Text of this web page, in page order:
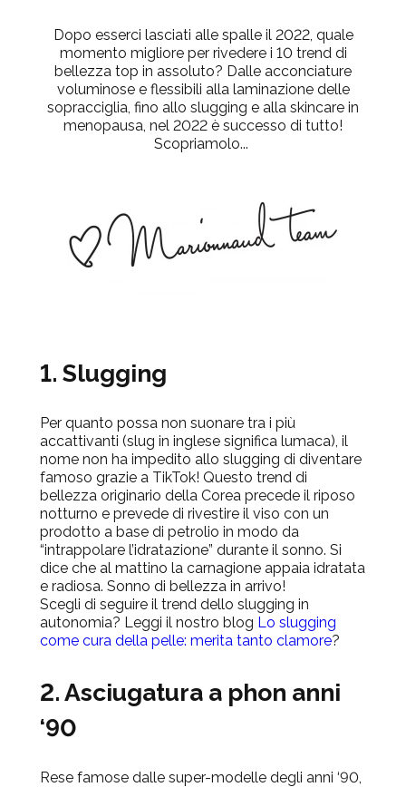
Dopo esserci lasciati alle spalle il 2022, quale
momento migliore per rivedere i 10 trend di
bellezza top in assoluto? Dalle acconciature
voluminose e flessibili alla laminazione delle
sopracciglia, fino allo slugging e alla skincare in
menopausa, nel 2022 è successo di tutto!
Scopriamolo...
1. Slugging
Per quanto possa non suonare tra i più
accattivanti (slug in inglese significa lumaca), il
nome non ha impedito allo slugging di diventare
famoso grazie a TikTok! Questo trend di
bellezza originario della Corea precede il riposo
notturno e prevede di rivestire il viso con un
prodotto a base di petrolio in modo da
“intrappolare l’idratazione” durante il sonno. Si
dice che al mattino la carnagione appaia idratata
e radiosa. Sonno di bellezza in arrivo!
Scegli di seguire il trend dello slugging in
autonomia? Leggi il nostro blog Lo slugging
come cura della pelle: merita tanto clamore?
2. Asciugatura a phon anni
‘90
Rese famose dalle super-modelle degli anni ‘90,